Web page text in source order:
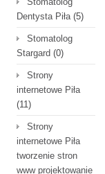
Dentysta Piła(5)
Stomatolog
Stargard (0)
Strony
internetowe Piła
(11)
Strony
internetowe Piła
tworzenie stron
www projektowanie